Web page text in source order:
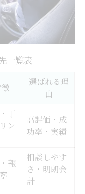
一覧表
選ばれる理
由
丁
ン
高評価・成
功率・実績
報
相談しやす
さ・明朗会
計